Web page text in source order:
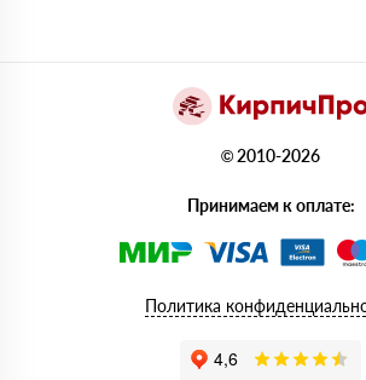
© 2010-2026
Принимаем к оплате:
Политика